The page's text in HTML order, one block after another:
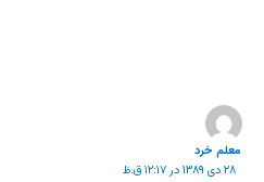
معلم خرد
۲۸ دی ۱۳۸۹ در ۱۲:۱۷ ق.ظ